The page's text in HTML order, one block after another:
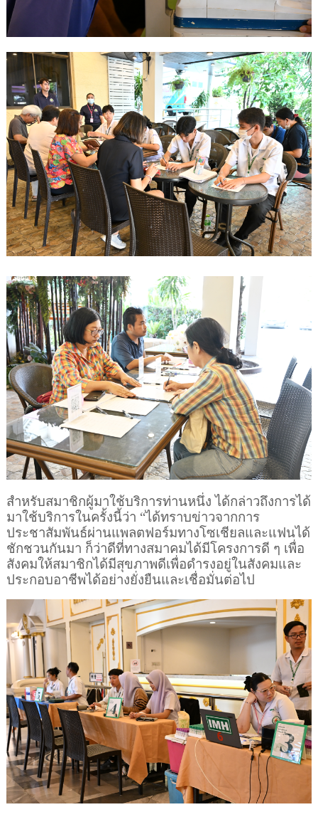
สำหรับสมาชิกผู้มาใช้บริการท่านหนึ่ง ได้กล่าวถึงการได้
มาใช้บริการในครั้งนี้ว่า “ได้ทราบข่าวจากการ
ประชาสัมพันธ์ผ่านแพลตฟอร์มทางโซเชียลและแฟนได้
ชักชวนกันมา ก็ว่าดีที่ทางสมาคมได้มีโครงการดี ๆ เพื่อ
สังคมให้สมาชิกได้มีสุขภาพดีเพื่อดำรงอยู่ในสังคมและ
ประกอบอาชีพได้อย่างยั่งยืนและเชื่อมั่นต่อไป